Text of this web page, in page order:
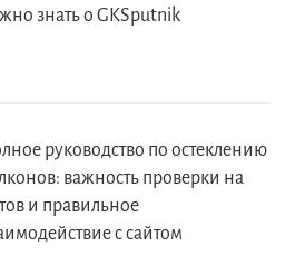
знать о GKSputnik
руководство по остеклению
важность проверки на
и правильное
с сайтом